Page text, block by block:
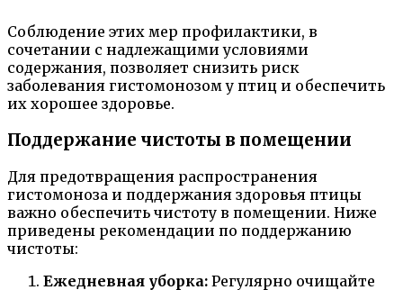
Соблюдение этих мер профилактики, в
сочетании с надлежащими условиями
содержания, позволяет снизить риск
заболевания гистомонозом у птиц и обеспечить
их хорошее здоровье.
Поддержание чистоты в помещении
Для предотвращения распространения
гистомоноза и поддержания здоровья птицы
важно обеспечить чистоту в помещении. Ниже
приведены рекомендации по поддержанию
чистоты:
Ежедневная уборка: Регулярно очищайте